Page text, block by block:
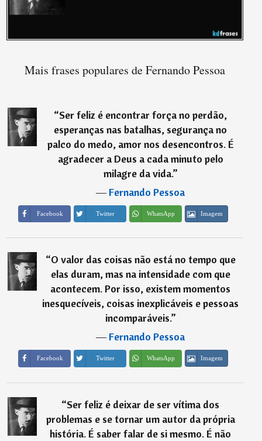
Mais frases populares de Fernando Pessoa
“Ser feliz é encontrar força no perdão,
esperanças nas batalhas, segurança no
palco do medo, amor nos desencontros. É
agradecer a Deus a cada minuto pelo
milagre da vida.”
―Fernando Pessoa
Facebook Twitter WhatsApp Imagem
“O valor das coisas não está no tempo que
elas duram, mas na intensidade com que
acontecem. Por isso, existem momentos
inesquecíveis, coisas inexplicáveis e pessoas
incomparáveis.”
―Fernando Pessoa
Facebook Twitter WhatsApp Imagem
“Ser feliz é deixar de ser vítima dos
problemas e se tornar um autor da própria
história. É saber falar de si mesmo. É não